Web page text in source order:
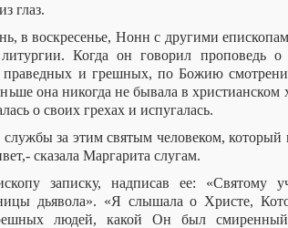
глаз.
в воскресенье, Нонн с другими
Когда он говорил проповедь
праведных и грешных, по Божию
она никогда не бывала в христианском
о своих грехах и испугалась.
за этим святым человеком, который
сказала Маргарита слугам.
записку, надписав ее: «Святому
дьявола». «Я слышала о Христе,
людей, какой Он был